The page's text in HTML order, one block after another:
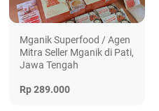
Mganik Superfood / Agen
Mitra Seller Mganik di Pati,
Jawa Tengah
Rp 289.000